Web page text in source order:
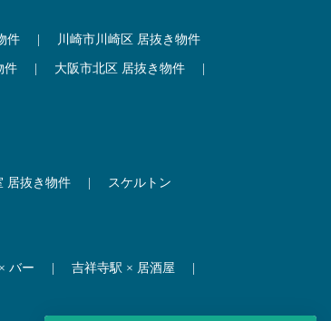
件 川崎市川崎区 居抜き物件
件 大阪市北区 居抜き物件
居抜き物件 スケルトン
バー 吉祥寺駅 × 居酒屋